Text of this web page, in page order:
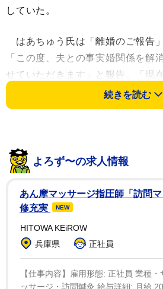
していた。
はあちゅう氏は「離婚のご報告
「この度、夫との事実婚関係を解
せていただきます」と報告。「現
し、息子は私と一緒に暮らしてい
して「最近のSNSで家族で過ごす
ていきます」と述べ、「彼と出会
仕事に対する姿勢を尊敬する気持
こよく、誇れるパパであるという
と続けた。「私たち3人の新しい
けると嬉しいです。これからもよ
と、締めくくった。
しみけんは「夫婦から子育ての
続きを読む
よろず〜の求人情報
あん摩マッサージ指圧師「訪問
修充実
NEW
HITOWA KEiROW
兵庫県
正社員
【仕事内容】雇用形態: 正社員 業種
ッサージ・訪問鍼灸 給与詳細: 月給